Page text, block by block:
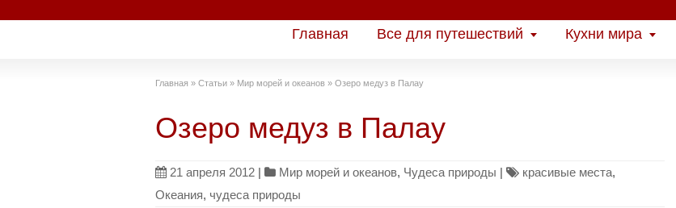
Главная Все для путешествий Кухни мира
Главная » Статьи » Мир морей и океанов » Озеро медуз в Палау
Озеро медуз в Палау
21 апреля 2012 | Мир морей и океанов, Чудеса природы | красивые места,
Океания, чудеса природы